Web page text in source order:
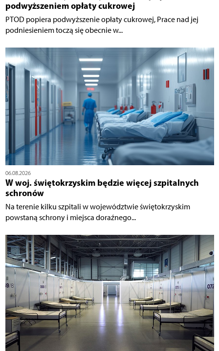
podwyższeniem opłaty cukrowej
PTOD popiera podwyższenie opłaty cukrowej, Prace nad jej
podniesieniem toczą się obecnie w...
06.08.2026
W woj. świętokrzyskim będzie więcej szpitalnych
schronów
Na terenie kilku szpitali w województwie świętokrzyskim
powstaną schrony i miejsca doraźnego...